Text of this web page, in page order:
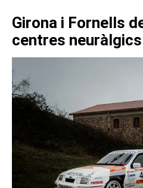
Girona i Fornells
centres